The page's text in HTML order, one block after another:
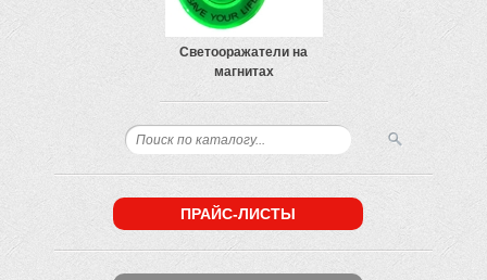
Светооражатели на
магнитах
ПРАЙС-ЛИСТЫ